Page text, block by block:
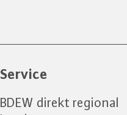
Service
BDEW direkt regional